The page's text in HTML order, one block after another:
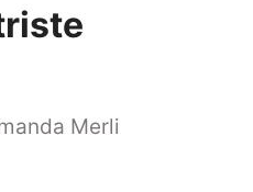
Merli